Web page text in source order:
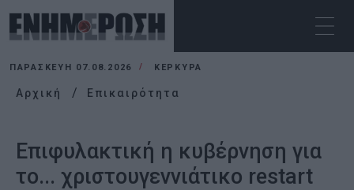
ΠΑΡΑΣΚΕΥΉ 07.08.2026 ΚΕΡΚΥΡΑ
Αρχική Επικαιρότητα
Επιφυλακτική η κυβέρνηση για
το... χριστουγεννιάτικο restart